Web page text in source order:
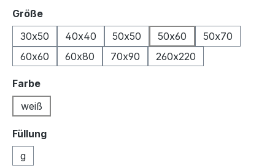
Größeauswählen
30x50
40x40 50x50 50x60
50x70
60x60
60x80 70x90 260x220
Farbeauswählen
weiß
Füllung
g